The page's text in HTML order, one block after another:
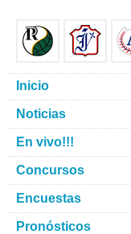
Inicio
Noticias
En vivo!!!
Concursos
Encuestas
Pronósticos